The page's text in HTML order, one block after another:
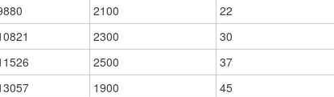
2100 22
2300 30
2500 37
1900 45